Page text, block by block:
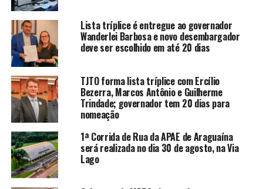
Lista tríplice é entregue ao governador
Wanderlei Barbosa e novo desembargador
deve ser escolhido em até 20 dias
TJTO forma lista tríplice com Ercílio
Bezerra, Marcos Antônio e Guilherme
Trindade; governador tem 20 dias para
nomeação
1ª Corrida de Rua da APAE de Araguaína
será realizada no dia 30 de agosto, na Via
Lago